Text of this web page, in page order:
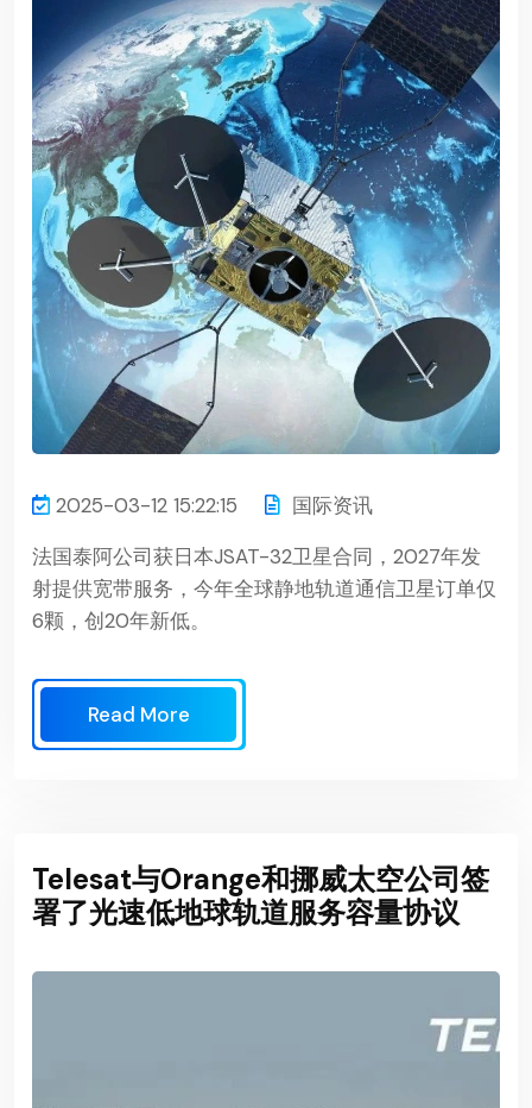
2025-03-12 15:22:15
国际资讯
法国泰阿公司获日本JSAT-32卫星合同，2027年发
射提供宽带服务，今年全球静地轨道通信卫星订单仅
6颗，创20年新低。
Read More
Telesat与Orange和挪威太空公司签
署了光速低地球轨道服务容量协议